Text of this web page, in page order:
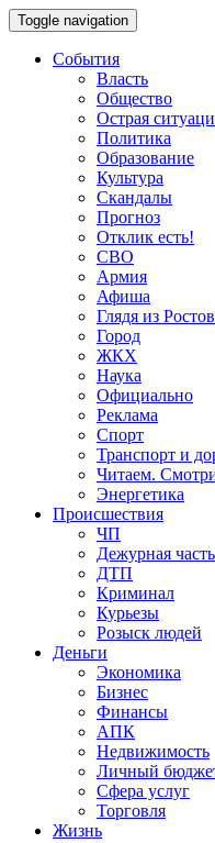
Toggle navigation
События
Власть
Общество
Острая
Политика
Образование
Культура
Скандалы
Прогноз
Отклик есть!
СВО
Армия
Афиша
Глядя из
Город
ЖКХ
Наука
Официально
Реклама
Спорт
Транспорт и
Читаем.
Энергетика
Происшествия
ЧП
Дежурная часть
ДТП
Криминал
Курьезы
Розыск людей
Деньги
Экономика
Бизнес
Финансы
АПК
Недвижимость
Личный
Сфера услуг
Торговля
Жизнь